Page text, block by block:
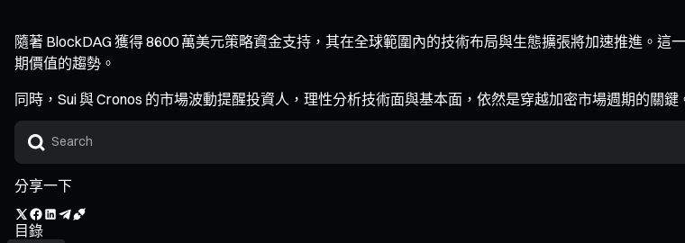
隨著 BlockDAG 獲得 8600 萬美元策略資金支持，其在全球範圍內的技術布局與生態擴張將加速推進。
期價值的趨勢。
同時，Sui 與 Cronos 的市場波動提醒投資人，理性分析技術面與基本面，依然是穿越加密市場週期的關鍵
分享一下
目錄